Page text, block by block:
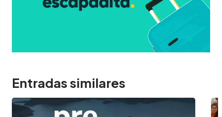
Entradas similares